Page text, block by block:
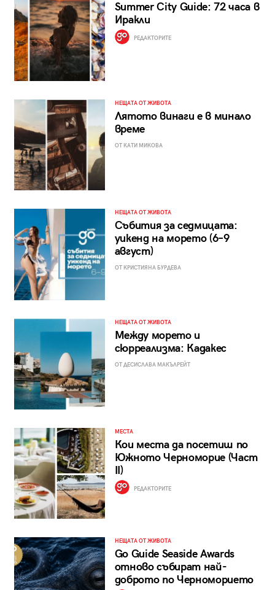
Summer City Guide: 72 часа в
Иракли
РЕДАКТОРИТЕ
НЕЩАТА ОТ ЖИВОТА
Лятото винаги е в минало
време
ОТ КАТИ МИКОВА
НЕЩАТА ОТ ЖИВОТА
Събития за седмицата:
уикенд на морето (6–9
август)
ОТ КРИСТИЯНА БУРДЕВА
НЕЩАТА ОТ ЖИВОТА
Между морето и
сюрреализма: Кадакес
ОТ ДЕСИСЛАВА МАКЪЛРЕЙТ
МЕСТА
Кои места да посетиш по
Южното Черноморие (Част
II)
РЕДАКТОРИТЕ
НЕЩАТА ОТ ЖИВОТА
Go Guide Seaside Awards
отново събират най-
доброто по Черноморието